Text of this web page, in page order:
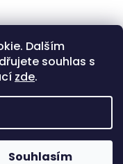
Dalším
souhlas s
zde.
Souhlasím
Děkujeme! Již
. Všechna práva